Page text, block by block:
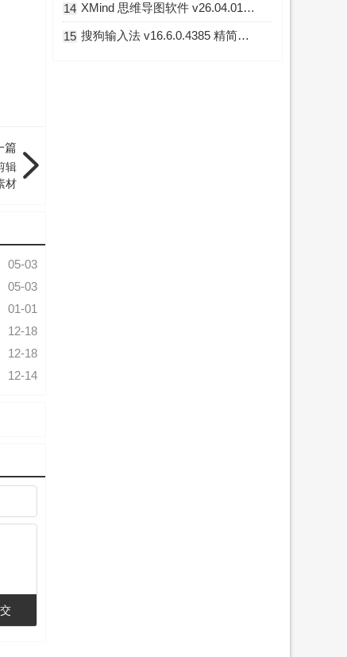
篇
辑
材
05-03
05-03
01-01
12-18
12-18
12-14
14 XMind 思维导图软件 v26.04.01341 破解版
15 搜狗输入法 v16.6.0.4385 精简优化版